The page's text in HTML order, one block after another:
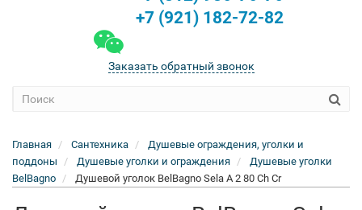
+7 (921) 182-72-82
Заказать обратный звонок
Главная Сантехника
Душевые ограждения, уголки и
поддоны
Душевые уголки и ограждения
Душевые уголки
BelBagno
Душевой уголок BelBagno Sela A 2 80 Ch Cr